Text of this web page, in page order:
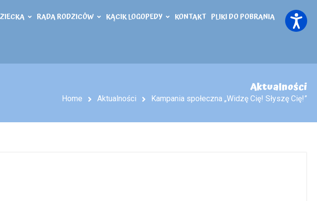
RADA RODZICÓW KĄCIK LOGOPEDY KONTAKT PLIKI DO POBRANIA
Aktualności
Home Aktualności Kampania społeczna „Widzę Cię! Słyszę Cię!”